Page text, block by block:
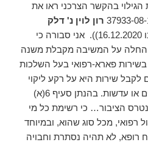
חובת הגילוי בהקשר הצרכני ראו את
רון לוין נ' דלק
פסקה 26 (נבו 16.12.2020)). אני סבורה כי
החלה על המשיבה מקבלת משנה
פארא-רפואי בעל השלכות
לקבל שירות היא על רקע ליקוי
ראייה, צורך ברכישת משקפיים או עדשות. בהנתן סעיף 6(א)
הציבור… כי רשימת כל מי
רפואי, מכל סוג שהוא, ובמיוחד
רופא, לא תהיה נסתרת וחבויה